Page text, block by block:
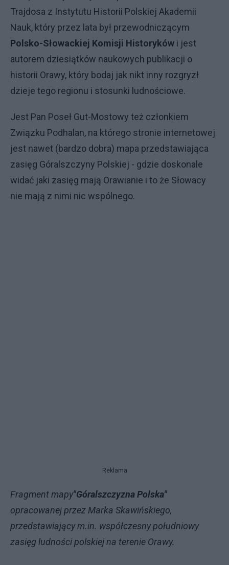
Trajdosa z Instytutu Historii Polskiej Akademii
Nauk, który przez lata był przewodniczącym
Polsko-Słowackiej Komisji Historyków i jest
autorem dziesiątków naukowych publikacji o
historii Orawy, który bodaj jak nikt inny rozgryzł
dzieje tego regionu i stosunki ludnościowe.
Jest Pan Poseł Gut-Mostowy też członkiem
Związku Podhalan, na którego stronie internetowej
jest nawet (bardzo dobra) mapa przedstawiająca
zasięg Góralszczyny Polskiej - gdzie doskonale
widać jaki zasięg mają Orawianie i to że Słowacy
nie mają z nimi nic wspólnego.
Reklama
Fragment mapy"Góralszczyzna Polska"
opracowanej przez Marka Skawińskiego,
przedstawiający m.in. współczesny południowy
zasięg ludności polskiej na terenie Orawy.